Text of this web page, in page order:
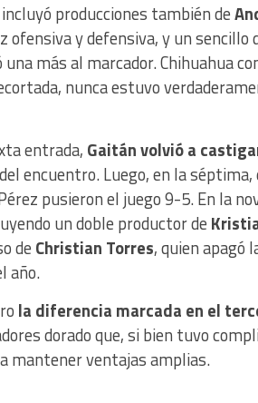
producciones también de
ofensiva y defensiva, y un sencillo
más al marcador. Chihuahua
nunca estuvo
entrada, Gaitán volvió a
encuentro. Luego, en la
pusieron el juego 9-5. En la
un doble productor de
de Christian Torres, quien apagó
año.
la diferencia marcada en el
dorado que, si bien tuvo
mantener ventajas amplias.